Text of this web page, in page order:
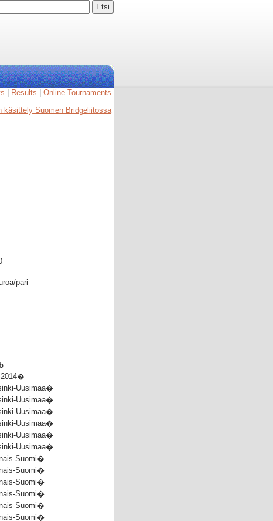
Results
Online Tournaments
käsittely Suomen Bridgeliitossa
pari
2014�
Uusimaa�
Uusimaa�
Uusimaa�
Uusimaa�
Uusimaa�
Uusimaa�
Suomi�
Suomi�
Suomi�
Suomi�
Suomi�
Suomi�